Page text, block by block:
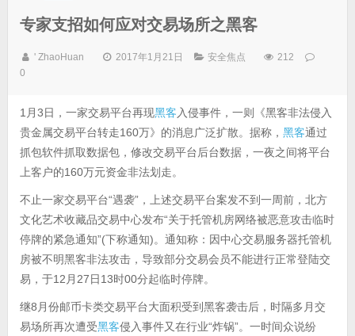
专家支招如何应对交易场所之黑客
' ZhaoHuan 2017年1月21日 安全焦点
212
0
1月3日，一家交易平台再现黑客 入侵事件，一则《黑客非法侵入
贵金属交易平台转走160万》的消息广泛扩散。据称， 黑客通过
抓包软件抓取数据包，修改交易平台后台数据，一夜之间将平台
上客户的160万元资金非法划走。
不止一家交易平台“遇袭”，上述交易平台案发不到一周前，北方
文化艺术收藏品交易中心发布“关于托管机房网络被恶意攻击临时
停牌的紧急通知”(下称通知)。通知称：因中心交易服务器托管机
房被不明黑客非法攻击，导致部分交易会员不能进行正常登陆交
易，于12月27日13时00分起临时停牌。
继8月份邮币卡类交易平台大面积受到黑客袭击后，时隔多月交
易场所再次遭受黑客侵入事件又在行业“炸锅”。一时间众说纷